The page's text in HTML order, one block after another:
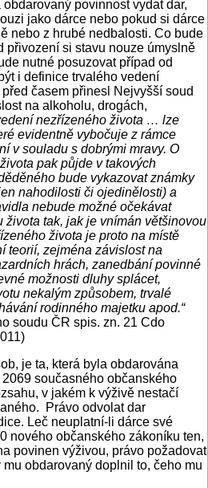
povinnost vydat dar,
jako dárce nebo pokud si dárce
nebo z hrubé nedbalosti. Co bude
přivození si stavu nouze úmyslně
nutné posuzovat případ od
i definice trvalého vedení
časem přinesl Nejvyšší soud
na alkoholu, drogách,
nezřízeného života … lze
evidentně vybočuje z rámce
v souladu s dobrými mravy. O
pak půjde v takových
bude vykazovat známky
nahodilosti či ojedinělosti) a
nebude možné očekávat
života tak, jak je vnímán většinovou
života je proto na místě
teorií, zejména závislost na
hrách, zanedbání povinné
možnosti dluhy splácet,
nekalým způsobem, trvalé
rodinného majetku apod.“
soudu ČR spis. zn. 21 Cdo
je ta, která byla obdarována
současného občanského
v jakém k výživě nestačí
Právo odvolat dar
Leč neuplatní-li dárce své
nového občanského zákoníku ten,
povinen výživou, právo požadovat
obdarovaný doplnil to, čeho mu